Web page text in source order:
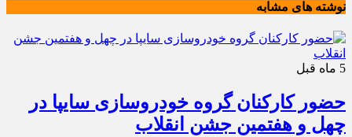
نوشته های مشابه
5 ماه قبل
حضور کارکنان گروه خودروسازی سایپا در
چهل و هفتمین جشن انقلاب